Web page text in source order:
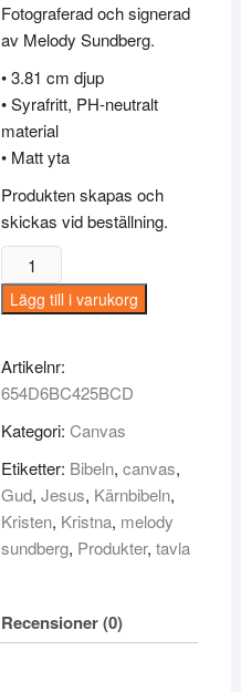
Fotograferad och signerad
av Melody Sundberg.
• 3.81 cm djup
• Syrafritt, PH-neutralt
material
• Matt yta
Produkten skapas och
skickas vid beställning.
Canvas
–
liten
x
20,2
–
1
Thess
5:24
mängd
Lägg till i varukorg
Artikelnr:
654D6BC425BCD
Kategori:Canvas
Etiketter: Bibeln,canvas,
Gud,Jesus, Kärnbibeln,
Kristen, Kristna, melody
sundberg, Produkter,tavla
Recensioner (0)